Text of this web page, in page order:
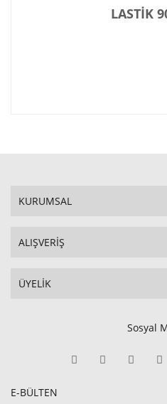
LASTİK
KURUMSAL
ALIŞVERİŞ
ÜYELİK
Sosyal
E-BÜLTEN